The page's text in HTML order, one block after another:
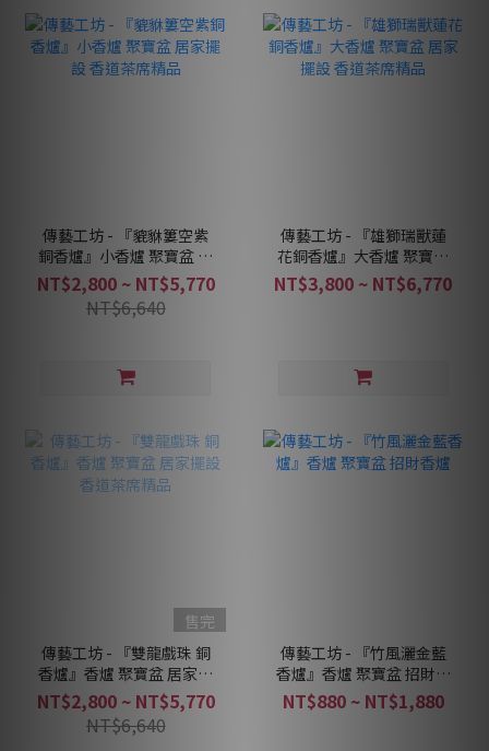
傳藝工坊 - 『貔貅簍空紫
銅香爐』小香爐 聚寶盆 居
家擺設 香道茶席精品
NT$2,800 ~ NT$5,770
NT$6,640
傳藝工坊 - 『雄獅瑞獸蓮
花銅香爐』大香爐 聚寶盆
居家擺設 香道茶席精品
NT$3,800 ~ NT$6,770
售完
傳藝工坊 - 『雙龍戲珠 銅
香爐』香爐 聚寶盆 居家擺
設 香道茶席精品
NT$2,800 ~ NT$5,770
NT$6,640
傳藝工坊 - 『竹風灑金藍
香爐』香爐 聚寶盆 招財香
爐
NT$880 ~ NT$1,880